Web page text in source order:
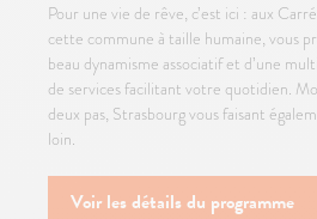
Pour une vie de rêve, c’est ici : aux
cette commune à taille humaine, vous
beau dynamisme associatif et d’une
de services facilitant votre quotidien.
deux pas, Strasbourg vous faisant
loin.
Voir les détails du programme